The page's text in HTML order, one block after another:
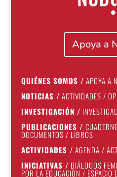
Apoya a
QUIÉNES SOMOS / APOYA A
NOTICIAS / ACTIVIDADES /
INVESTIGACIÓN /
PUBLICACIONES /
DOCUMENTOS / LIBROS
ACTIVIDADES / AGENDA /
INICIATIVAS / DIÁLOGOS
POR LA EDUCACIÓN / ESPACIO